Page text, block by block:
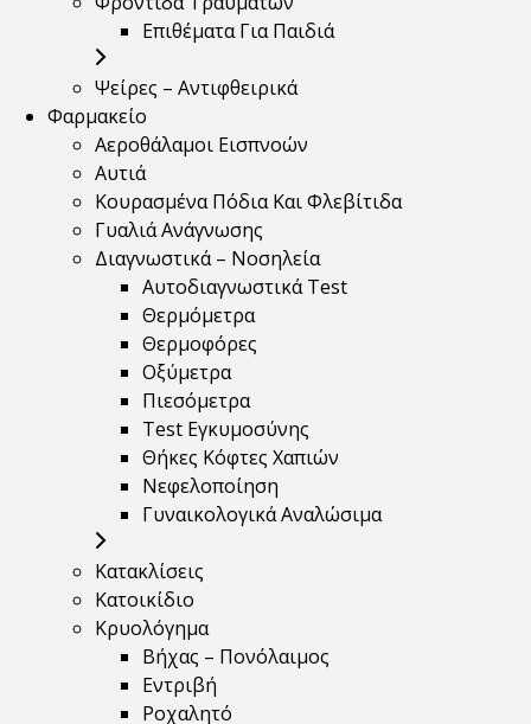
Επιθέματα Για Παιδιά
Ψείρες – Αντιφθειρικά
Φαρμακείο
Αεροθάλαμοι Εισπνοών
Αυτιά
Κουρασμένα Πόδια Και Φλεβίτιδα
Γυαλιά Ανάγνωσης
Διαγνωστικά – Νοσηλεία
Αυτοδιαγνωστικά Test
Θερμόμετρα
Θερμοφόρες
Οξύμετρα
Πιεσόμετρα
Test Εγκυμοσύνης
Θήκες Κόφτες Χαπιών
Νεφελοποίηση
Γυναικολογικά Αναλώσιμα
Κατακλίσεις
Κατοικίδιο
Κρυολόγημα
Βήχας – Πονόλαιμος
Εντριβή
Ροχαλητό